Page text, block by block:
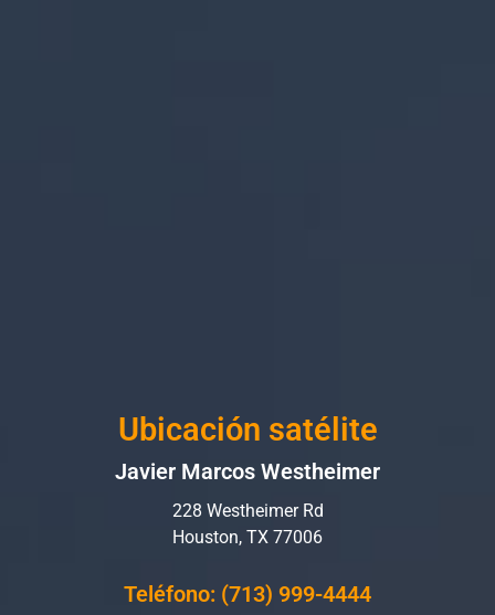
Ubicación satélite
Javier Marcos Westheimer
228 Westheimer Rd
Houston, TX 77006
Teléfono: (713) 999-4444